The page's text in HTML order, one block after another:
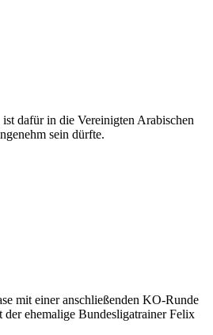
dafür in die Vereinigten Arabischen
sein dürfte.
mit einer anschließenden KO-Runde
ehemalige Bundesligatrainer Felix